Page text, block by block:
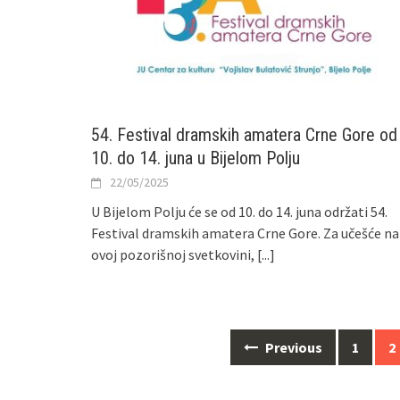
54. Festival dramskih amatera Crne Gore od
10. do 14. juna u Bijelom Polju
22/05/2025
U Bijelom Polju će se od 10. do 14. juna održati 54.
Festival dramskih amatera Crne Gore. Za učešće na
ovoj pozorišnoj svetkovini, [...]
Previous 1 2